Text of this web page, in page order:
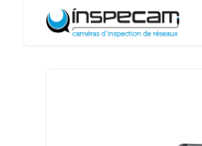
inspecam.com
Panier Fermer le panier